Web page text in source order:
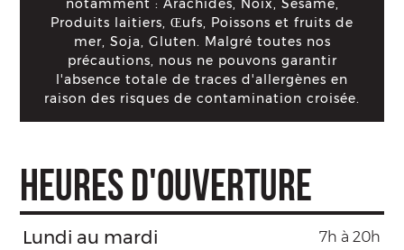
notamment : Arachides, Noix, Sésame,
Produits laitiers, Œufs, Poissons et fruits de
mer, Soja, Gluten. Malgré toutes nos
précautions, nous ne pouvons garantir
l'absence totale de traces d'allergènes en
raison des risques de contamination croisée.
HEURES D'OUVERTURE
Lundi au mardi 7h à 20h